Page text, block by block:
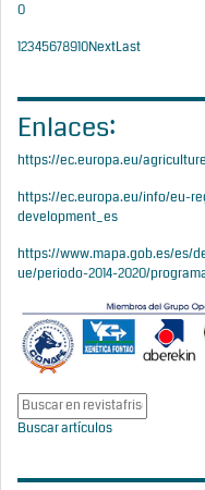
0
12345678910NextLast
Enlaces:
https://ec.europa.eu/
https://ec.europa.eu/info/eu-
development_es
https://www.mapa.gob.es/es/
ue/periodo-2014-2020/
Buscar artículos